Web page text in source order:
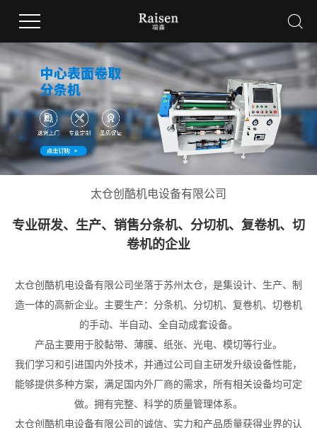
太仓创酷机电设备有限公司
专业研发、生产、销售分条机、分切机、复卷机、切
卷机的企业
太仓创酷机电设备有限公司坐落于苏州太仓，是集设计、生产、制
造一体的高新企业。主要生产：分条机、分切机、复卷机、切卷机
的手动、半自动、全自动成套设备。
产品主要用于胶黏带、薄膜、纸张、光电、模切等行业。
我们学习和引进国内外技术，并通过公司自主研发升级设备性能，
能够提供多种方案，满足国内外厂商的需求，所有相关设备均可定
做。拥有完整、科学的质量管理体系。
太仓创酷机电设备有限公司的诚信、实力和产品质量获得业界的认